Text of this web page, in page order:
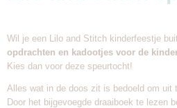
Wil je een Lilo and Stitch kinderfeestje
opdrachten en kadootjes voor de
Kies dan voor deze speurtocht!
Alles wat in de doos zit is bedoeld om uit
Door het bijgevoegde draaiboek te lezen